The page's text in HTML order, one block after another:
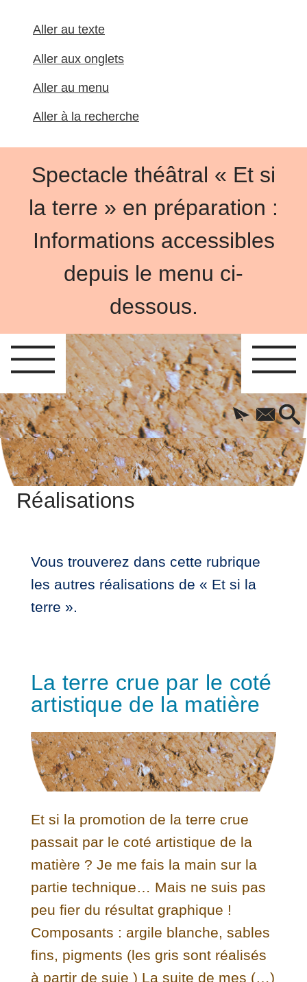
Aller au texte
Aller aux onglets
Aller au menu
Aller à la recherche
Spectacle théâtral « Et si
la terre » en préparation :
Informations accessibles
depuis le menu ci-
dessous.
Réalisations
Vous trouverez dans cette rubrique
les autres réalisations de « Et si la
terre ».
La terre crue par le coté
artistique de la matière
Et si la promotion de la terre crue
passait par le coté artistique de la
matière ? Je me fais la main sur la
partie technique… Mais ne suis pas
peu fier du résultat graphique !
Composants : argile blanche, sables
fins, pigments (les gris sont réalisés
à partir de suie ) La suite de mes (…)